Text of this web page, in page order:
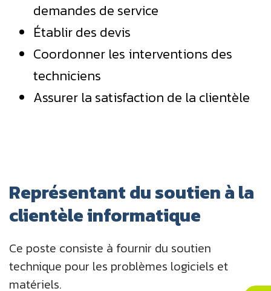
demandes de service
Établir des devis
Coordonner les interventions des
techniciens
Assurer la satisfaction de la clientèle
Représentant du soutien à la
clientèle informatique
Ce poste consiste à fournir du soutien
technique pour les problèmes logiciels et
matériels.